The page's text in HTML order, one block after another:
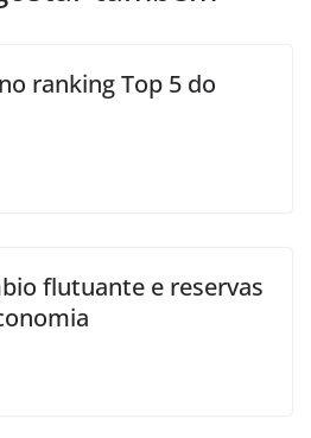
ranking Top 5 do
flutuante e reservas